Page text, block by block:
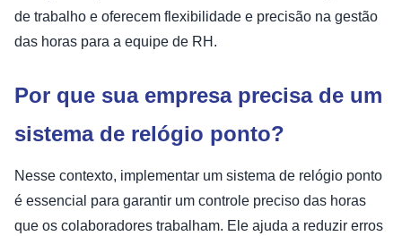
de trabalho e oferecem flexibilidade e precisão na gestão
das horas para a equipe de RH.
Por que sua empresa precisa de um
sistema de relógio ponto?
Nesse contexto, implementar um sistema de relógio ponto
é essencial para garantir um controle preciso das horas
que os colaboradores trabalham. Ele ajuda a reduzir erros